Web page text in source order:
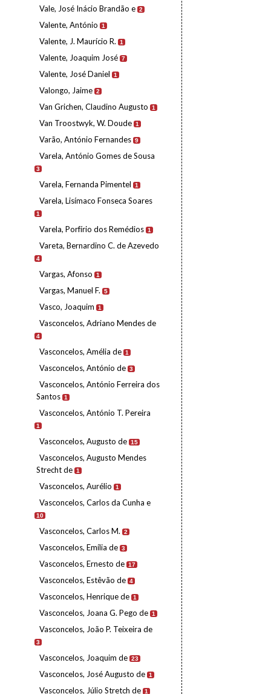
Vale, José Inácio Brandão e 2
Valente, António 1
Valente, J. Maurício R. 1
Valente, Joaquim José 7
Valente, José Daniel 1
Valongo, Jaime 2
Van Grichen, Claudino Augusto 1
Van Troostwyk, W. Doude 1
Varão, António Fernandes 9
Varela, António Gomes de Sousa
3
Varela, Fernanda Pimentel 1
Varela, Lisímaco Fonseca Soares
1
Varela, Porfírio dos Remédios 1
Vareta, Bernardino C. de Azevedo
4
Vargas, Afonso 1
Vargas, Manuel F. 5
Vasco, Joaquim 1
Vasconcelos, Adriano Mendes de
4
Vasconcelos, Amélia de 1
Vasconcelos, António de 3
Vasconcelos, António Ferreira dos
Santos 1
Vasconcelos, António T. Pereira
1
Vasconcelos, Augusto de 15
Vasconcelos, Augusto Mendes
Strecht de 1
Vasconcelos, Aurélio 1
Vasconcelos, Carlos da Cunha e
10
Vasconcelos, Carlos M. 2
Vasconcelos, Emília de 3
Vasconcelos, Ernesto de 17
Vasconcelos, Estêvão de 4
Vasconcelos, Henrique de 1
Vasconcelos, Joana G. Pego de 1
Vasconcelos, João P. Teixeira de
3
Vasconcelos, Joaquim de 23
Vasconcelos, José Augusto de 1
Vasconcelos, Júlio Stretch de 1